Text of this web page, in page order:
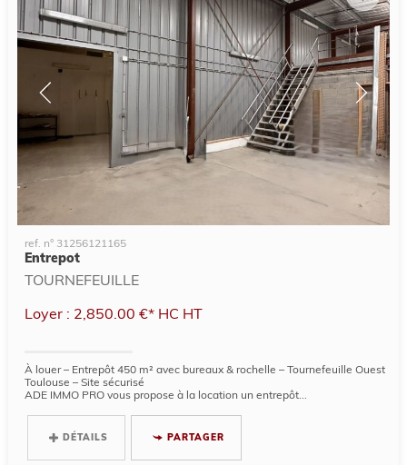
ref. n° 31256121165
Entrepot
TOURNEFEUILLE
Loyer : 2,850.00 €* HC HT
À louer – Entrepôt 450 m² avec bureaux & rochelle – Tournefeuille Ouest
Toulouse – Site sécurisé
ADE IMMO PRO vous propose à la location un entrepôt...
DÉTAILS PARTAGER